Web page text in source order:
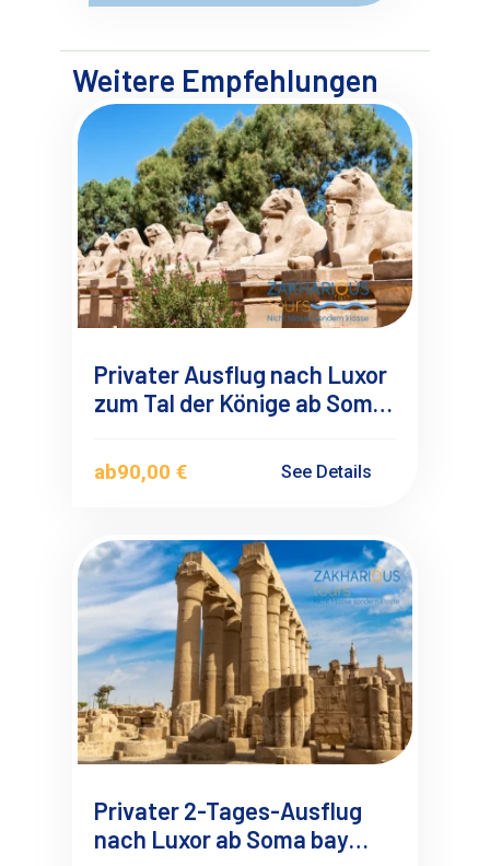
Weitere Empfehlungen
Privater Ausflug nach Luxor
zum Tal der Könige ab Soma
Deutschsprachigen
Reiseführer
ab90,00 € See Details
Privater 2-Tages-Ausflug
nach Luxor ab Soma bay